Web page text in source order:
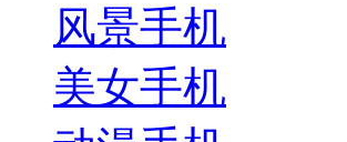
风景手机
美女手机